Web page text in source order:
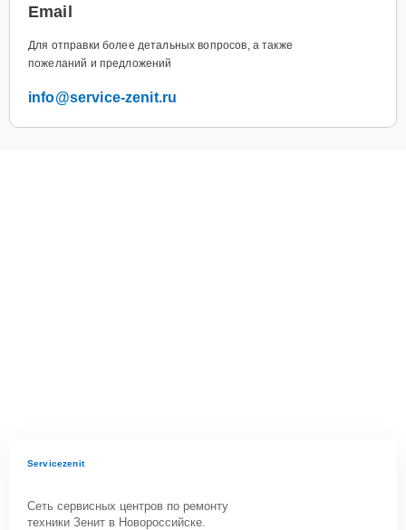
Email
Для отправки более детальных вопросов, а также
пожеланий и предложений
info@service-zenit.ru
Servicezenit
Сеть сервисных центров по ремонту
техники Зенит в Новороссийске.